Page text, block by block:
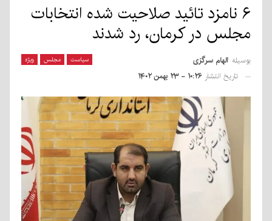
۶ نامزد تائید صلاحیت شده انتخابات
مجلس در کرمان، رد شدند
سیاست مجلس ویژه بوسیله الهام سرگزی
تاریخ انتشار ۱۰:۲۶ - ۲۳ بهمن ۱۴۰۲